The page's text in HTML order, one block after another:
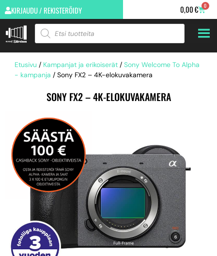
KIRJAUDU / REKISTERÖIDY 0,00€ 0
Etusivu / Kampanjat ja erikoiserät / Sony Welcome To Alpha
- kampanja / Sony FX2 – 4K-elokuvakamera
SONY FX2 – 4K-ELOKUVAKAMERA